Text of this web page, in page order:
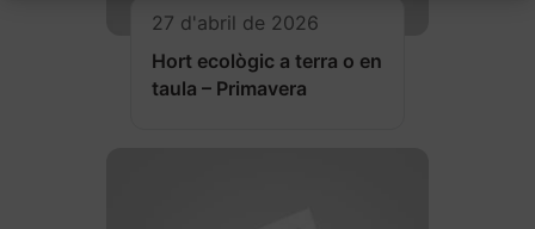
27 d'abril de 2026
Hort ecològic a terra o en
taula – Primavera